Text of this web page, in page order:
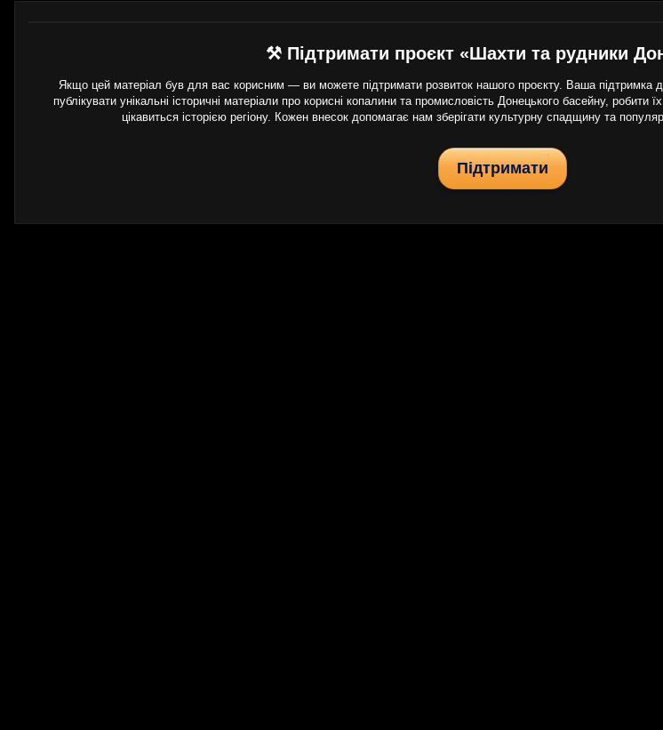
⚒ Підтримати проєкт «Шахти та рудники
Якщо цей матеріал був для вас корисним — ви можете підтримати розвиток нашого проєкту. Ваша підтримка
публікувати унікальні історичні матеріали про корисні копалини та промисловість Донецького басейну, робити
цікавиться історією регіону. Кожен внесок допомагає нам зберігати культурну спадщину та
Підтримати